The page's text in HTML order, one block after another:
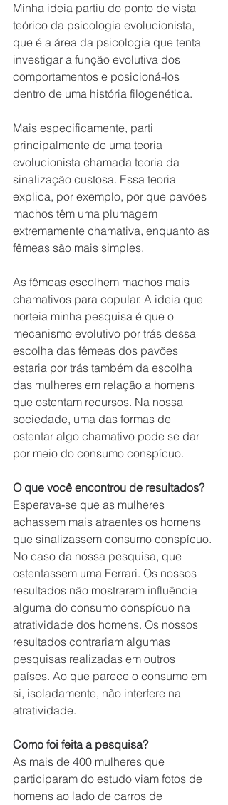
Minha ideia partiu do ponto de vista
teórico da psicologia evolucionista,
que é a área da psicologia que tenta
investigar a função evolutiva dos
comportamentos e posicioná-los
dentro de uma história filogenética.
Mais especificamente, parti
principalmente de uma teoria
evolucionista chamada teoria da
sinalização custosa. Essa teoria
explica, por exemplo, por que pavões
machos têm uma plumagem
extremamente chamativa, enquanto as
fêmeas são mais simples.
As fêmeas escolhem machos mais
chamativos para copular. A ideia que
norteia minha pesquisa é que o
mecanismo evolutivo por trás dessa
escolha das fêmeas dos pavões
estaria por trás também da escolha
das mulheres em relação a homens
que ostentam recursos. Na nossa
sociedade, uma das formas de
ostentar algo chamativo pode se dar
por meio do consumo conspícuo.
O que você encontrou de resultados?
Esperava-se que as mulheres
achassem mais atraentes os homens
que sinalizassem consumo conspícuo.
No caso da nossa pesquisa, que
ostentassem uma Ferrari. Os nossos
resultados não mostraram influência
alguma do consumo conspícuo na
atratividade dos homens. Os nossos
resultados contrariam algumas
pesquisas realizadas em outros
países. Ao que parece o consumo em
si, isoladamente, não interfere na
atratividade.
Como foi feita a pesquisa?
As mais de 400 mulheres que
participaram do estudo viam fotos de
homens ao lado de carros de